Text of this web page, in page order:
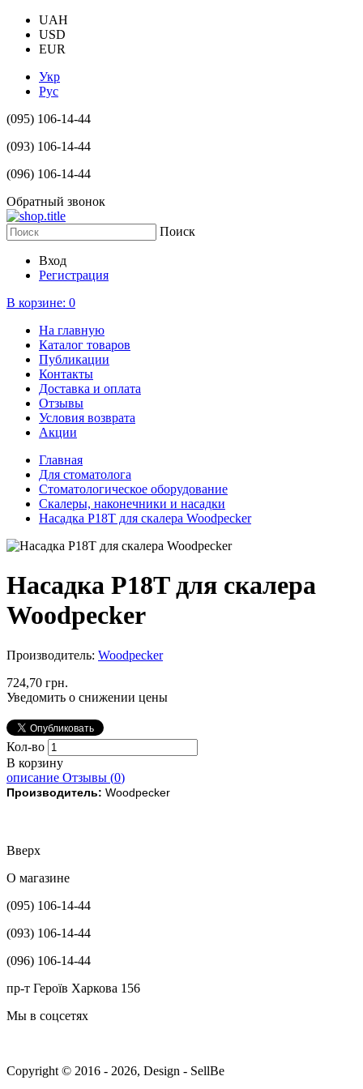
UAH
USD
EUR
Укр
Рус
(095) 106-14-44
(093) 106-14-44
(096) 106-14-44
Обратный звонок
Поиск
Вход
Регистрация
В корзине: 0
На главную
Каталог товаров
Публикации
Контакты
Доставка и оплата
Отзывы
Условия возврата
Акции
Главная
Для стоматолога
Стоматологическое оборудование
Скалеры, наконечники и насадки
Насадка P18T для скалера Woodpecker
Насадка P18T для скалера
Woodpecker
Производитель: Woodpecker
724,70 грн.
Уведомить о снижении цены
Кол-во
В корзину
описание Отзывы (0)
Производитель: Woodpecker
Вверх
О магазине
(095) 106-14-44
(093) 106-14-44
(096) 106-14-44
пр-т Героїв Харкова 156
Мы в соцсетях
Copyright © 2016 - 2026, Design - SellBe